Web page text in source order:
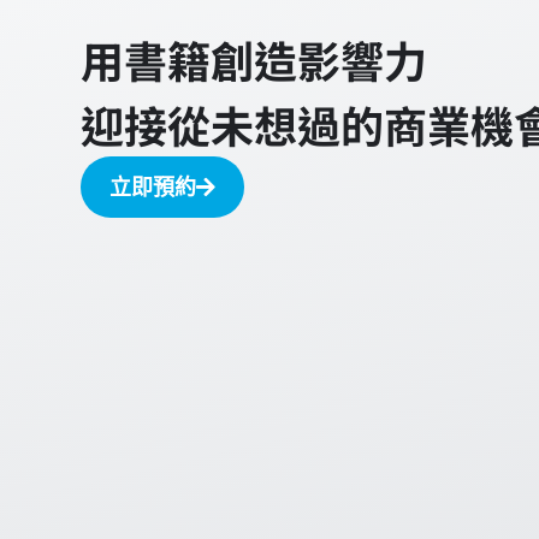
用書籍創造影響力
迎接從未想過的商業機
立即預約